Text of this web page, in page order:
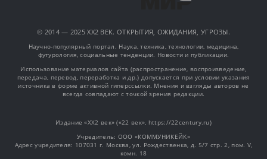
© 2014 — 2025 XX2 ВЕК. ОТКРЫТИЯ, ОЖИДАНИЯ, УГРОЗЫ.
Научно-популярный портал. Наука, техника, технологии, медицина,
футурология, социальные тенденции. Новости и публикации.
Использование материалов сайта (распространение, воспроизведение,
передача, перевод, переработка и др.) допускается при условии указания
источника в форме активной гиперссылки. Мнения и взгляды авторов не
всегда совпадают с точкой зрения редакции.
Издание «XX2 век» («22 век», https://22century.ru)
Учредитель: OOO «КОММУНИКЕЙК»
Адрес учредителя: 107031 г. Москва, ул. Рождественка, д. 5/7 стр. 2, пом. V,
комн. 18